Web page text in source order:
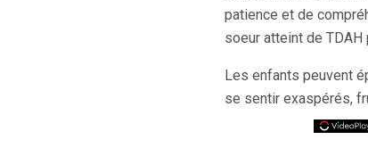
patience et de
soeur atteint de
Les enfants peuvent
se sentir exaspérés,